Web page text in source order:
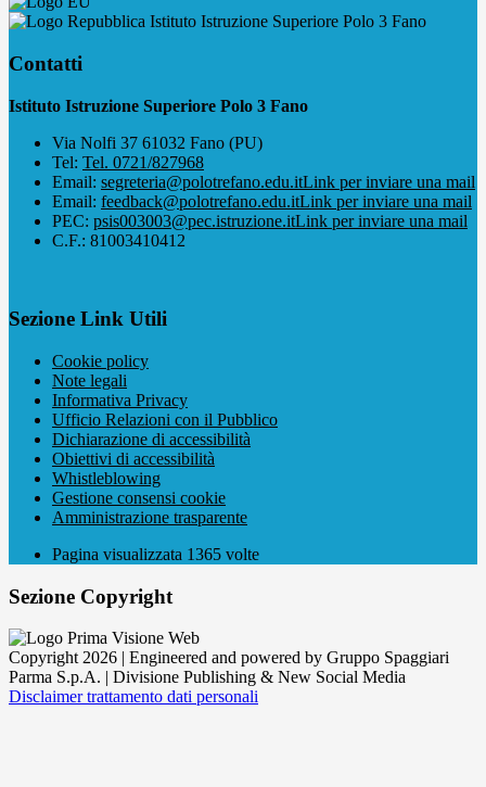
Istituto Istruzione Superiore Polo 3 Fano
Contatti
Istituto Istruzione Superiore Polo 3 Fano
Via Nolfi 37 61032 Fano (PU)
Tel: Tel. 0721/827968
Email: segreteria@polotrefano.e​du.itLink per inviare una mail
Email: feedback@polotrefano.edu.itLink per inviare una mail
PEC: psis003003@pec.istruzione.itLink per inviare una mail
C.F.: 81003410412
Sezione Link Utili
Cookie policy
Note legali
Informativa Privacy
Ufficio Relazioni con il Pubblico
Dichiarazione di accessibilità
Obiettivi di accessibilità
Whistleblowing
Gestione consensi cookie
Amministrazione trasparente
Pagina visualizzata 1365 volte
Sezione Copyright
Copyright 2026 | Engineered and powered by Gruppo Spaggiari
Parma S.p.A. | Divisione Publishing & New Social Media
Disclaimer trattamento dati personali